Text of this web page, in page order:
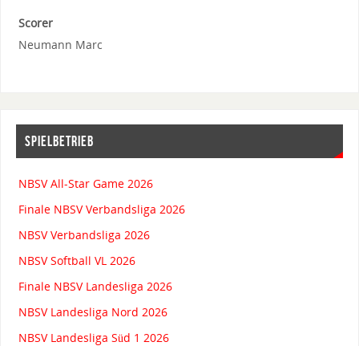
Scorer
Neumann Marc
SPIELBETRIEB
NBSV All-Star Game 2026
Finale NBSV Verbandsliga 2026
NBSV Verbandsliga 2026
NBSV Softball VL 2026
Finale NBSV Landesliga 2026
NBSV Landesliga Nord 2026
NBSV Landesliga Süd 1 2026